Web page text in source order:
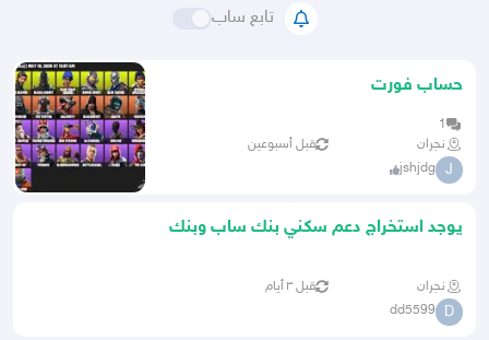
تابع ساب
حساب فورت
1
نجران
قبل أسبوعين
J
jshjdg
يوجد استخراج دعم سكني بنك ساب وبنك
نجران قبل ٣ أيام
D
dd5599